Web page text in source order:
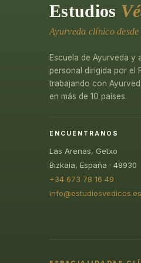
Estudios
Ayurveda clínico
Escuela de Ayurveda y
personal dirigida por el
trabajando con
en más de 10 países.
ENCUÉNTRANOS
Las Arenas, Getxo
Bizkaia, España · 48930
+34 673 78 16 49
info@estudiosvedicos.es